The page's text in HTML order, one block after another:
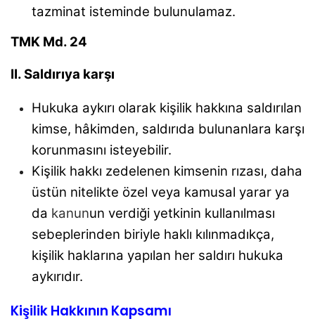
tazminat isteminde bulunulamaz.
TMK Md. 24
II. Saldırıya karşı
Hukuka aykırı olarak kişilik hakkına saldırılan
kimse, hâkimden, saldırıda bulunanlara karşı
korunmasını isteyebilir.
Kişilik hakkı zedelenen kimsenin rızası, daha
üstün nitelikte özel veya kamusal yarar ya
da kanunun verdiği yetkinin kullanılması
sebeplerinden biriyle haklı kılınmadıkça,
kişilik haklarına yapılan her saldırı hukuka
aykırıdır.
Kişilik Hakkının Kapsamı